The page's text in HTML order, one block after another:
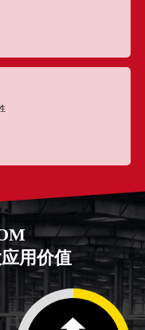
用价值